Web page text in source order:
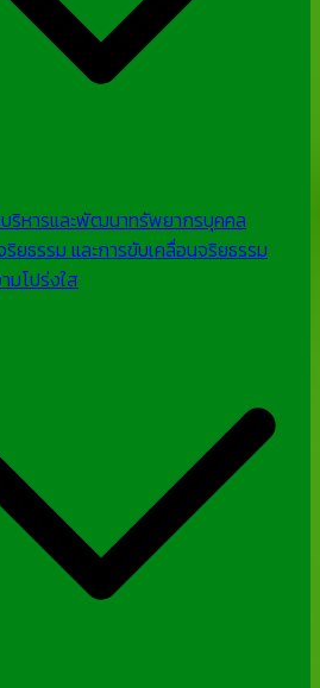
ริหารและพัฒนาทรัพยากรบุคคล
ริยธรรม และการขับเคลื่อนจริยธรรม
มโปร่งใส